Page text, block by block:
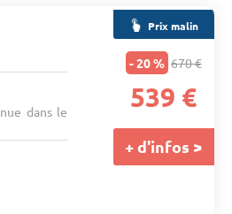
dans le
Prix malin
- 20 % 670 €
539 €
+ d'infos >